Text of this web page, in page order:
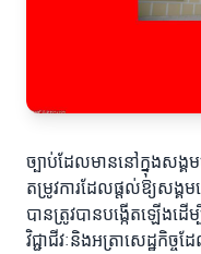
ច្បាប់ដែលមាននៅក្នុងសង្
តម្រូវការដែលផ្តល់ឱ្យសង្គ
បានត្រូវបានបង្កើតឡើងដ
វិជ្ជាជីវៈនិងអត្រាសេដ្ឋកិច្